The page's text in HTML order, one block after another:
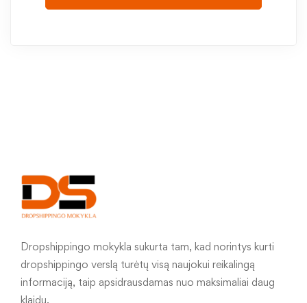
Dropshippingo mokykla sukurta tam, kad norintys kurti
dropshippingo verslą turėtų visą naujokui reikalingą
informaciją, taip apsidrausdamas nuo maksimaliai daug
klaidų.